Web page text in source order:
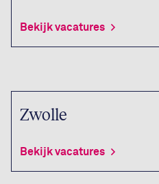
Bekijk vacatures
Zwolle
Bekijk vacatures